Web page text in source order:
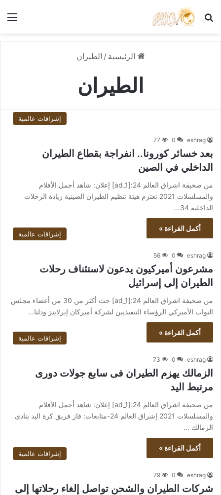
بحث عن
الرئيسية / الطيران
الطيران
إشراقات عالمية
eshrag
0
77
بعد خسائر كورونا.. انفراجة بقطاع الطيران
الداخلي في الصين
من صحيفة اشراق العالم 24:[ad_1] إعلان: شاهد أجمل الأفلام
والمسلسلات 2021 تعتزم هيئة تنظيم الطيران الصينية زيادة الرحلات
الداخلية 34…
أكمل القراءة »
إشراقات عالمية
eshrag
0
56
مشرعون أميركيون يدعون لاستئناف رحلات
الطيران إلى إسرائيل
من صحيفة اشراق العالم 24:[ad_1] حث أكثر من 30 من أعضاء مجلس
النواب الأميركي الرؤساء التنفيذيين لشركة أميركان إيرلاينز ودلتا…
أكمل القراءة »
إشراقات عالمية
eshrag
0
73
الزمالك يهزم الطيران فى سابع جولات دورى
مرتبط اليد
من صحيفة اشراق العالم 24:[ad_1] إعلان: شاهد أجمل الأفلام
والمسلسلات 2021 إشراق العالم 24-متابعات: فاز فريق كرة اليد بنادى
الزمالك …
أكمل القراءة »
إشراقات عالمية
eshrag
0
79
شركات الطيران والشحن تواصل إلغاء رحلاتها إلى